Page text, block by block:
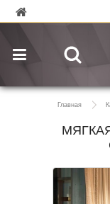
Главная